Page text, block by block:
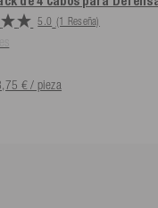
5.0 (1 Reseña)
€ / pieza